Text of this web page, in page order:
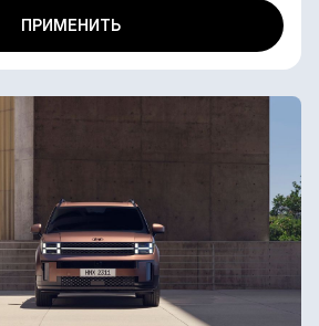
ПРИМЕНИТЬ